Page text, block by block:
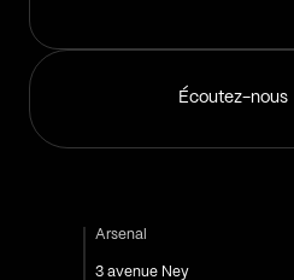
Écoutez-nous
Arsenal
3 avenue Ney